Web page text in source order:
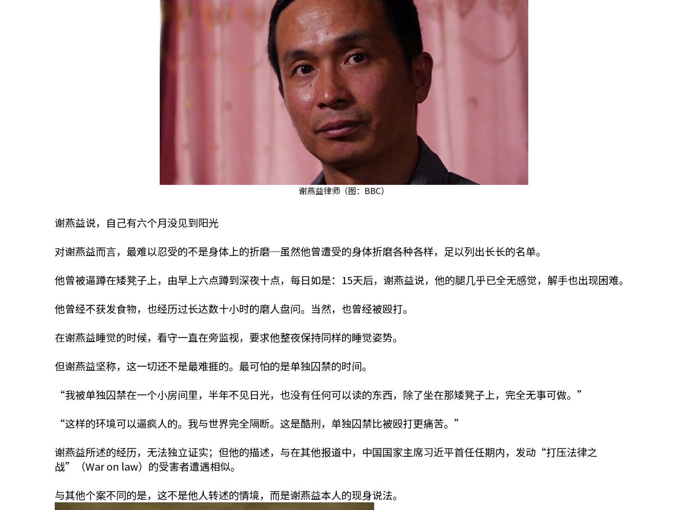
谢燕益律师（图：BBC）
谢燕益说，自己有六个月没见到阳光
对谢燕益而言，最难以忍受的不是身体上的折磨─虽然他曾遭受的身体折磨各种各样，足以列出长长的名单。
他曾被逼蹲在矮凳子上，由早上六点蹲到深夜十点，每日如是：15天后，谢燕益说，他的腿几乎已全无感觉，解手也出现困难。
他曾经不获发食物，也经历过长达数十小时的磨人盘问。当然，也曾经被殴打。
在谢燕益睡觉的时候，看守一直在旁监视，要求他整夜保持同样的睡觉姿势。
但谢燕益坚称，这一切还不是最难捱的。最可怕的是单独囚禁的时间。
“我被单独囚禁在一个小房间里，半年不见日光，也没有任何可以读的东西，除了坐在那矮凳子上，完全无事可做。”
“这样的环境可以逼疯人的。我与世界完全隔断。这是酷刑，单独囚禁比被殴打更痛苦。”
谢燕益所述的经历，无法独立证实；但他的描述，与在其他报道中，中国国家主席习近平首任任期内，发动“打压法律之
战”（War on law）的受害者遭遇相似。
与其他个案不同的是，这不是他人转述的情境，而是谢燕益本人的现身说法。